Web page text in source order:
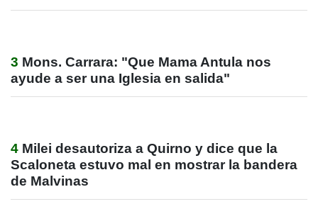
3 Mons. Carrara: "Que Mama Antula nos
ayude a ser una Iglesia en salida"
4 Milei desautoriza a Quirno y dice que la
Scaloneta estuvo mal en mostrar la bandera
de Malvinas